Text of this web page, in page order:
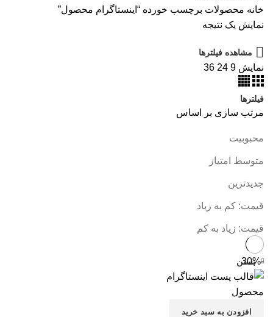
خانه محصولات برچسب خورده “اینستاگرام محصول”
نمایش یک نتیجه
مشاهده فیلترها
نمایش 9
24
36
فیلترها
مرتب سازی بر اساس
محبوبیت
متوسط امتیاز
جدیدترین
قیمت: کم به زیاد
قیمت: زیاد به کم
-30%
افزودن به سبد خرید
بستن